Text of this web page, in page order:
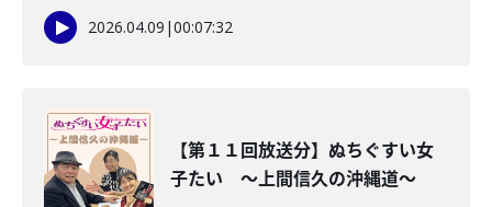
2026.04.09 |00:07:32
【第１１回放送分】ぬちぐすい女
子たい ～上間信久の沖縄道～